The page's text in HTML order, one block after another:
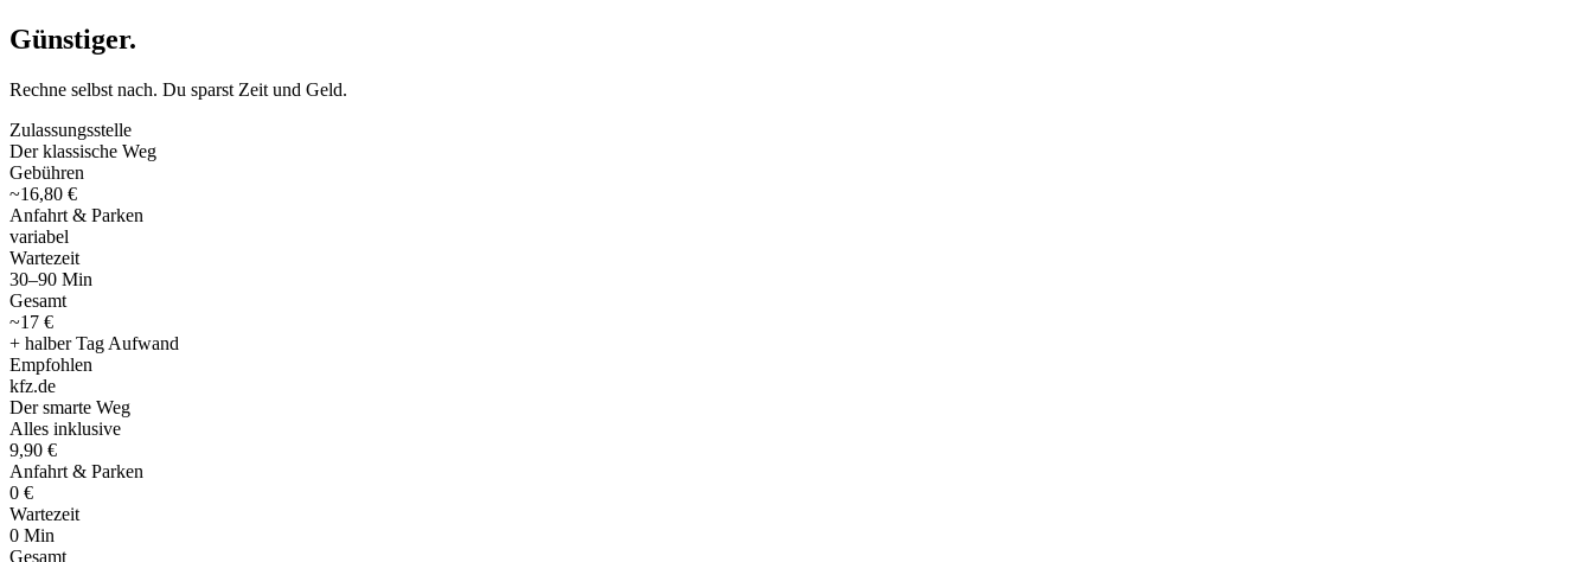
Günstiger.
Rechne selbst nach. Du sparst Zeit und Geld.
Zulassungsstelle
Der klassische Weg
Gebühren
~16,80 €
Anfahrt & Parken
variabel
Wartezeit
30–90 Min
Gesamt
~17 €
+ halber Tag Aufwand
Empfohlen
kfz.de
Der smarte Weg
Alles inklusive
9,90 €
Anfahrt & Parken
0 €
Wartezeit
0 Min
Gesamt